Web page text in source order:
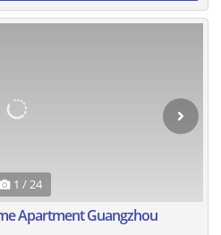
1 / 24
Apartment Guangzhou